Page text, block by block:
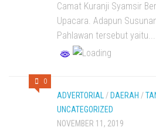
Camat Kuranji Syamsir
Upacara. Adapun
Pahlawan tersebut yaitu...
0
ADVERTORIAL /DAERAH /
UNCATEGORIZED
NOVEMBER 11, 2019